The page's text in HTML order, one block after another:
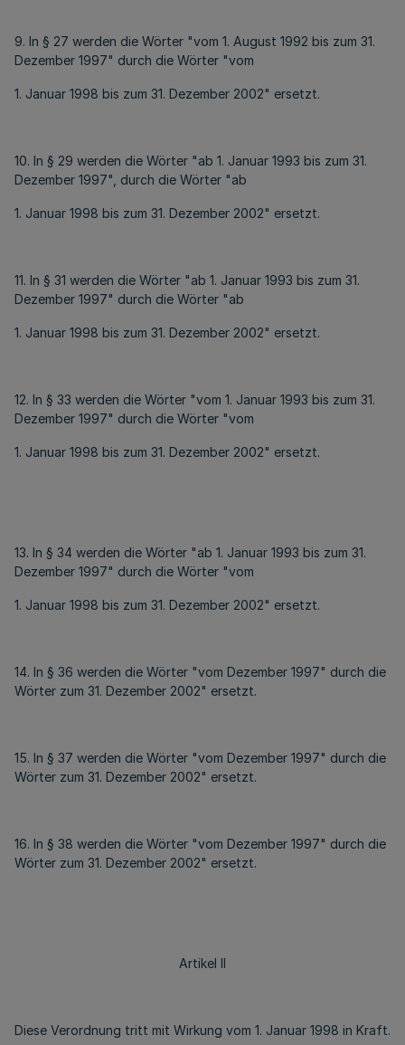
9. In § 27 werden die Wörter "vom 1. August 1992 bis zum 31.
Dezember 1997" durch die Wörter "vom
1. Januar 1998 bis zum 31. Dezember 2002" ersetzt.
10. In § 29 werden die Wörter "ab 1. Januar 1993 bis zum 31.
Dezember 1997", durch die Wörter "ab
1. Januar 1998 bis zum 31. Dezember 2002" ersetzt.
11. In § 31 werden die Wörter "ab 1. Januar 1993 bis zum 31.
Dezember 1997" durch die Wörter "ab
1. Januar 1998 bis zum 31. Dezember 2002" ersetzt.
12. In § 33 werden die Wörter "vom 1. Januar 1993 bis zum 31.
Dezember 1997" durch die Wörter "vom
1. Januar 1998 bis zum 31. Dezember 2002" ersetzt.
13. In § 34 werden die Wörter "ab 1. Januar 1993 bis zum 31.
Dezember 1997" durch die Wörter "vom
1. Januar 1998 bis zum 31. Dezember 2002" ersetzt.
14. In § 36 werden die Wörter "vom Dezember 1997" durch die
Wörter zum 31. Dezember 2002" ersetzt.
15. In § 37 werden die Wörter "vom Dezember 1997" durch die
Wörter zum 31. Dezember 2002" ersetzt.
16. In § 38 werden die Wörter "vom Dezember 1997" durch die
Wörter zum 31. Dezember 2002" ersetzt.
Artikel II
Diese Verordnung tritt mit Wirkung vom 1. Januar 1998 in Kraft.